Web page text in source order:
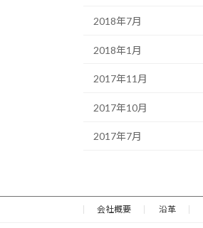
2018年7月
2018年1月
2017年11月
2017年10月
2017年7月
会社概要 沿革